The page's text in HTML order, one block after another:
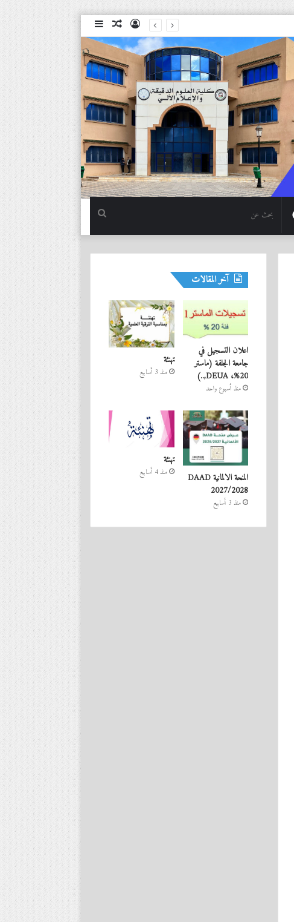
إضافة
عمود
جانبي
مقال
عشوائي
تسجيل
الدخول
بحث
عن
فيسبوك
آخر المقالات
اعلان التسجيل في
جامعة الجلفة (ماستر
20%، DEUA,..)
منذ أسبوع واحد
تهنئة
منذ 3 أسابيع
المنحة الالمانية DAAD
2027/2028
منذ 3 أسابيع
تهنئة
منذ 4 أسابيع